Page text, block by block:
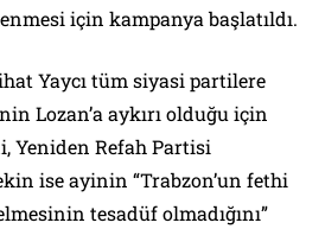
için kampanya başlatıldı.
Yaycı tüm siyasi partilere
Lozan’a aykırı olduğu için
Yeniden Refah Partisi
ise ayinin “Trabzon’un fethi
tesadüf olmadığını”